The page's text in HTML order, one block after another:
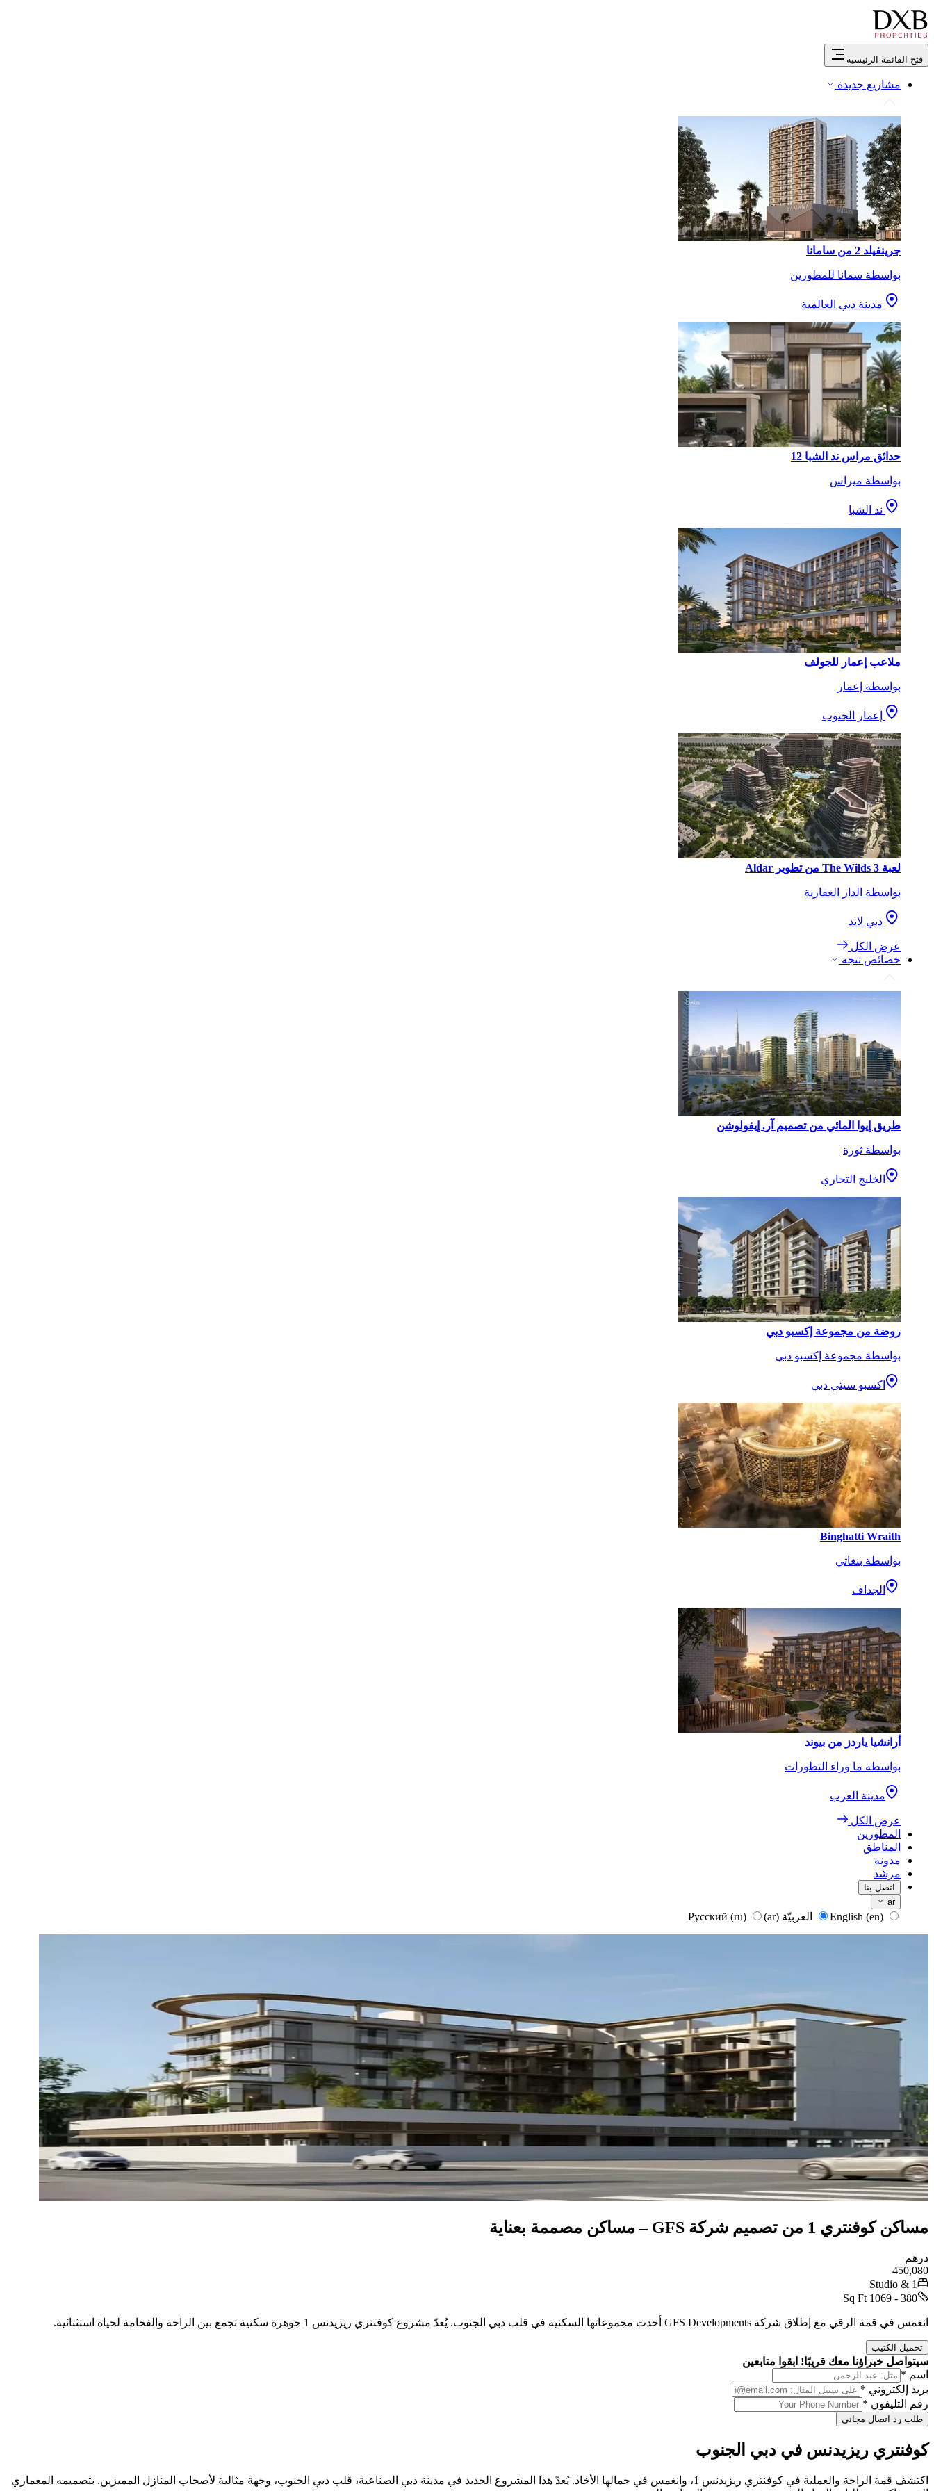
فتح القائمة الرئيسية
مشاريع جديدة
جرينفيلد 2 من سامانا
بواسطة سمانا للمطورين
مدينة دبي العالمية
حدائق مراس ند الشبا 12
بواسطة ميراس
ند الشبا
ملاعب إعمار للجولف
بواسطة إعمار
إعمار الجنوب
لعبة The Wilds 3 من تطوير Aldar
بواسطة الدار العقارية
دبي لاند
عرض الكل
خصائص تتجه
طريق إيوا المائي من تصميم آر. إيفولوشن
بواسطة ثورة
الخليج التجاري
روضة من مجموعة إكسبو دبي
بواسطة مجموعة إكسبو دبي
اكسبو سيتي دبي
Binghatti Wraith
بواسطة بنغاتي
الجداف
أرانشيا ياردز من بيوند
بواسطة ما وراء التطورات
مدينة العرب
عرض الكل
المطورين
المناطق
مدونة
مرشد
اتصل بنا
ar
(en) العربيّة (ar)
(ru)
مساكن كوفنتري 1 من تصميم شركة GFS – مساكن مصممة بعناية
درهم
450,080
Studio & 1
380 - 1069 Sq Ft
انغمس في قمة الرقي مع إطلاق شركة GFS Developments أحدث مجموعاتها السكنية في قلب دبي الجنوب. يُعدّ مشروع كوفنتري ريزيدنس 1 جوهرة سكنية تجمع بين الراحة والفخامة لحياة استثنائية.
تحميل الكتيب
سيتواصل خبراؤنا معك قريبًا! ابقوا متابعين
اسم *
بريد إلكتروني *
رقم التليفون *
طلب رد اتصال مجاني
كوفنتري ريزيدنس في دبي الجنوب
اكتشف قمة الراحة والعملية في كوفنتري ريزيدنس 1، وانغمس في جمالها الأخاذ. يُعدّ هذا المشروع الجديد في مدينة دبي الصناعية، قلب دبي الجنوب، وجهة مثالية لأصحاب المنازل المميزين. بتصميمه المعماري